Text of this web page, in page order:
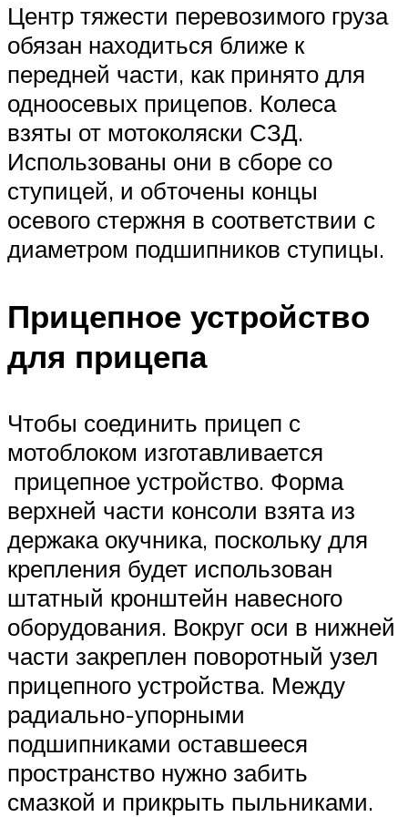
Центр тяжести перевозимого груза
обязан находиться ближе к
передней части, как принято для
одноосевых прицепов. Колеса
взяты от мотоколяски СЗД.
Использованы они в сборе со
ступицей, и обточены концы
осевого стержня в соответствии с
диаметром подшипников ступицы.
Прицепное устройство
для прицепа
Чтобы соединить прицеп с
мотоблоком изготавливается
прицепное устройство. Форма
верхней части консоли взята из
держака окучника, поскольку для
крепления будет использован
штатный кронштейн навесного
оборудования. Вокруг оси в нижней
части закреплен поворотный узел
прицепного устройства. Между
радиально-упорными
подшипниками оставшееся
пространство нужно забить
смазкой и прикрыть пыльниками.